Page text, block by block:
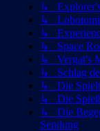
↳
↳
↳
↳ Space
↳ Vergat's
↳ Schlag
↳ Die
↳ Die
↳ Die
Sendung